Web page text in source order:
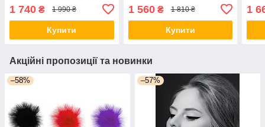
1 740 ₴ 1 990 ₴
Купити
1 560₴ 1 810 ₴
Купити
1
Акційні пропозиції та новинки
–58% –57%